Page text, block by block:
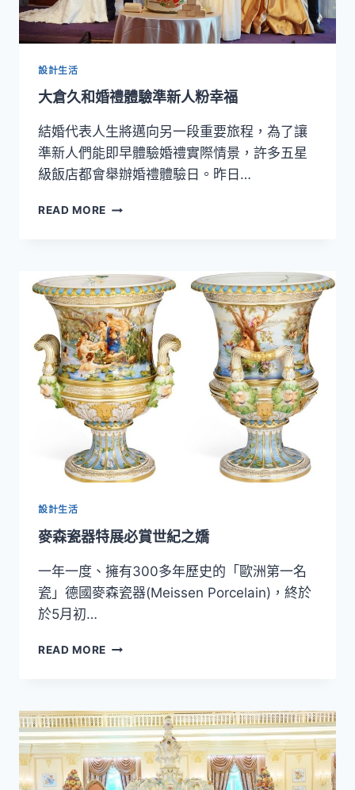
設計生活
大倉久和婚禮體驗準新人粉幸福
結婚代表人生將邁向另一段重要旅程，為了讓
準新人們能即早體驗婚禮實際情景，許多五星
級飯店都會舉辦婚禮體驗日。昨日…
READ MORE 大
婚
禮
體
驗
準
新
人
粉
幸
福
設計生活
麥森瓷器特展必賞世紀之嬌
一年一度、擁有300多年歷史的「歐洲第一名
瓷」德國麥森瓷器(Meissen Porcelain)，終於
於5月初…
READ MORE
特
展
必
賞
世